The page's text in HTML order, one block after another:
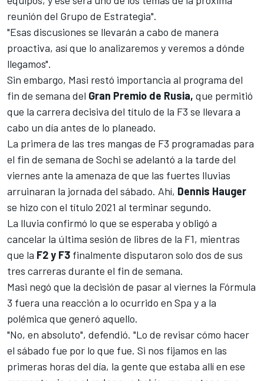
reunión del Grupo de Estrategia".
"Esas discusiones se llevarán a cabo de manera
proactiva, así que lo analizaremos y veremos a dónde
llegamos".
Sin embargo, Masi restó importancia al programa del
fin de semana del Gran Premio de Rusia, que permitió
que la carrera decisiva del título de la F3 se llevara a
cabo un día antes de lo planeado.
La primera de las tres mangas de F3 programadas para
el fin de semana de Sochi se adelantó a la tarde del
viernes ante la amenaza de que las fuertes lluvias
arruinaran la jornada del sábado. Ahí, Dennis Hauger
se hizo con el título 2021 al terminar segundo.
La lluvia confirmó lo que se esperaba yobligó a
cancelar la última sesión de libres de la F1, mientras
que la F2 y F3 finalmente disputaron solo dos de sus
tres carreras durante el fin de semana.
Masi negó que la decisión de pasar al viernes la Fórmula
3 fuera una reacción a lo ocurrido en Spa y a la
polémica que generó aquello.
"No, en absoluto", defendió. "Lo de revisar cómo hacer
el sábado fue por lo que fue. Si nos fijamos en las
primeras horas del día, la gente que estaba allí en ese